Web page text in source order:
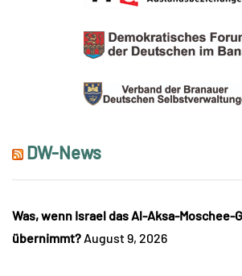
DW-News
Was, wenn Israel das Al-Aksa-Moschee-
übernimmt? August 9, 2026